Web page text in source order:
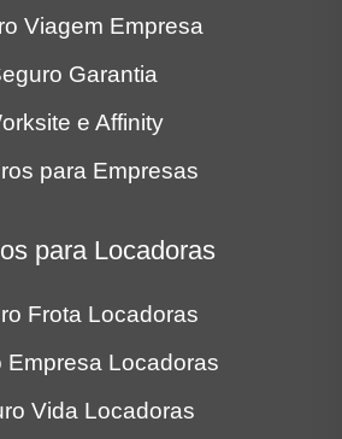
Viagem Empresa
Garantia
e Affinity
para Empresas
para Locadoras
Frota Locadoras
Empresa Locadoras
Vida Locadoras